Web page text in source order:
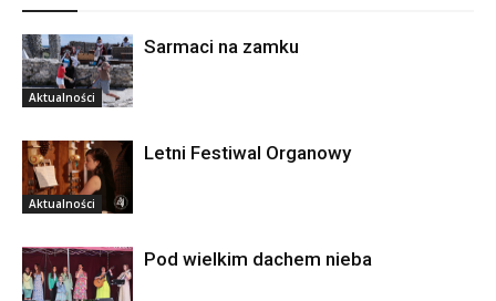
Aktualności
Sarmaci na zamku
Aktualności
Letni Festiwal Organowy
Pod wielkim dachem nieba